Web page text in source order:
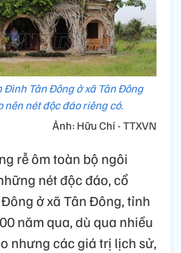
Đình Tân Đông ở xã Tân Đông
nét độc đáo riêng có.
Ảnh: Hữu Chí - TTXVN
rễ ôm toàn bộ ngôi
nét độc đáo, cổ
ở xã Tân Đông, tỉnh
năm qua, dù qua nhiều
nhưng các giá trị lịch sử,